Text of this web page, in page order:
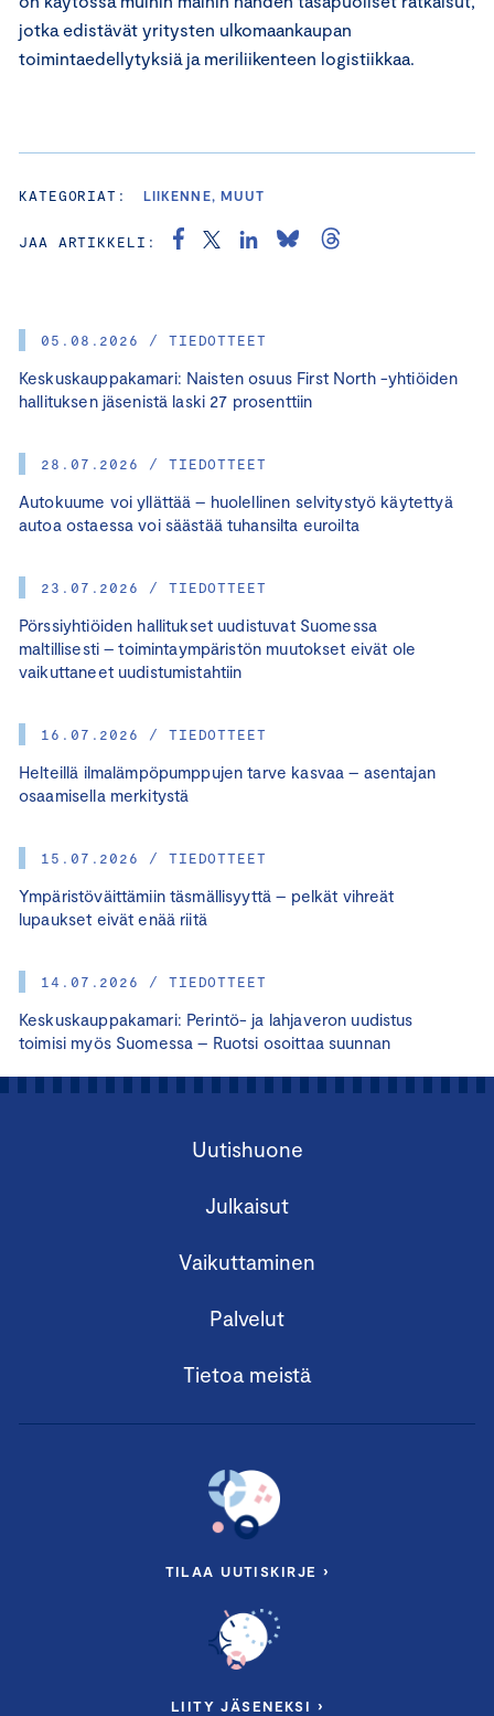
05.08.2026 / TIEDOTTEET
Keskuskauppakamari: Naisten osuus First North -yhtiöiden
hallituksen jäsenistä laski 27 prosenttiin
28.07.2026 / TIEDOTTEET
Autokuume voi yllättää – huolellinen selvitystyö käytettyä
autoa ostaessa voi säästää tuhansilta euroilta
23.07.2026 / TIEDOTTEET
Pörssiyhtiöiden hallitukset uudistuvat Suomessa
maltillisesti – toimintaympäristön muutokset eivät ole
vaikuttaneet uudistumistahtiin
16.07.2026 / TIEDOTTEET
Helteillä ilmalämpöpumppujen tarve kasvaa – asentajan
osaamisella merkitystä
15.07.2026 / TIEDOTTEET
Ympäristöväittämiin täsmällisyyttä – pelkät vihreät
lupaukset eivät enää riitä
14.07.2026 / TIEDOTTEET
Keskuskauppakamari: Perintö- ja lahjaveron uudistus
toimisi myös Suomessa – Ruotsi osoittaa suunnan
jotka edistävät yritysten ulkomaankaupan
toimintaedellytyksiä ja meriliikenteen logistiikkaa.
KATEGORIAT: LIIKENNE, MUUT
JAA ARTIKKELI:
Uutishuone
Julkaisut
Vaikuttaminen
Palvelut
Tietoa meistä
TILAA UUTISKIRJE ›
LIITY JÄSENEKSI ›